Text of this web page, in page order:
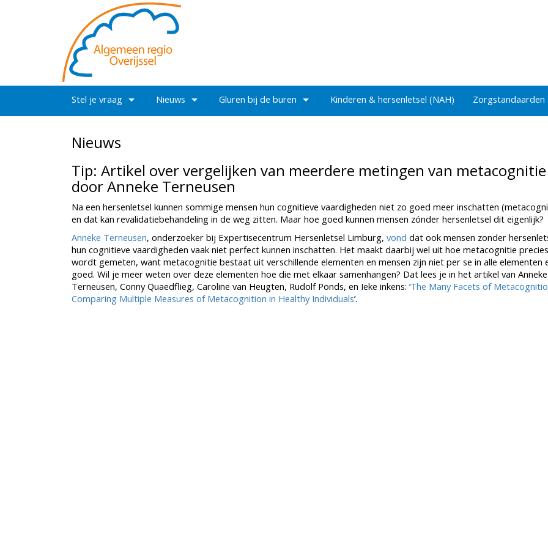
Stel je vraag Nieuws Gluren bij de buren Kinderen & hersenletsel (NAH) Zorgstandaarden
Nieuws
Tip: Artikel over vergelijken van meerdere metingen van metacognitie
door Anneke Terneusen
Na een hersenletsel kunnen sommige mensen hun cognitieve vaardigheden niet zo goed meer inschatten
en dat kan revalidatiebehandeling in de weg zitten. Maar hoe goed kunnen mensen zónder hersenletsel dit eigenlijk?
Anneke Terneusen, onderzoeker bij Expertisecentrum Hersenletsel Limburg, vond dat ook mensen zonder
hun cognitieve vaardigheden vaak niet perfect kunnen inschatten. Het maakt daarbij wel uit hoe metacognitie precies
wordt gemeten, want metacognitie bestaat uit verschillende elementen en mensen zijn niet per se in alle elementen
goed. Wil je meer weten over deze elementen hoe die met elkaar samenhangen? Dat lees je in het artikel van Anneke
Terneusen, Conny Quaedflieg, Caroline van Heugten, Rudolf Ponds, en Ieke inkens: ‘The Many Facets of
Comparing Multiple Measures of Metacognition in Healthy Individuals’.